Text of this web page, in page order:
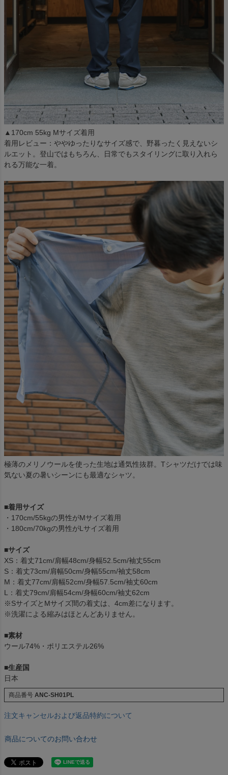
▲170cm 55kg Mサイズ着用
着用レビュー：ややゆったりなサイズ感で、野暮ったく見えないシ
ルエット。登山ではもちろん、日常でもスタイリングに取り入れら
れる万能な一着。
極薄のメリノウールを使った生地は通気性抜群。Tシャツだけでは味
気ない夏の暑いシーンにも最適なシャツ。
■着用サイズ
・170cm/55kgの男性がMサイズ着用
・180cm/70kgの男性がLサイズ着用
■サイズ
XS：着丈71cm/肩幅48cm/身幅52.5cm/袖丈55cm
S：着丈73cm/肩幅50cm/身幅55cm/袖丈58cm
M：着丈77cm/肩幅52cm/身幅57.5cm/袖丈60cm
L：着丈79cm/肩幅54cm/身幅60cm/袖丈62cm
※SサイズとMサイズ間の着丈は、4cm差になります。
※洗濯による縮みはほとんどありません。
■素材
ウール74%・ポリエステル26%
■生産国
日本
商品番号 ANC-SH01PL
注文キャンセルおよび返品特約について
商品についてのお問い合わせ